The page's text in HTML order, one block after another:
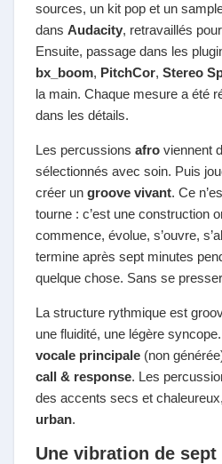
sources, un kit pop et un
dans Audacity, retravaillés
Ensuite, passage dans les
bx_boom, PitchCor, Stereo
la main. Chaque mesure a été
dans les détails.
Les percussions afro viennent
sélectionnés avec soin. Puis
créer un groove vivant. Ce
tourne : c’est une construction
commence, évolue, s’ouvre,
termine après sept minutes
quelque chose. Sans se
La structure rythmique est
une fluidité, une légère
vocale principale (non
call & response. Les
des accents secs et
urban.
Une vibration de